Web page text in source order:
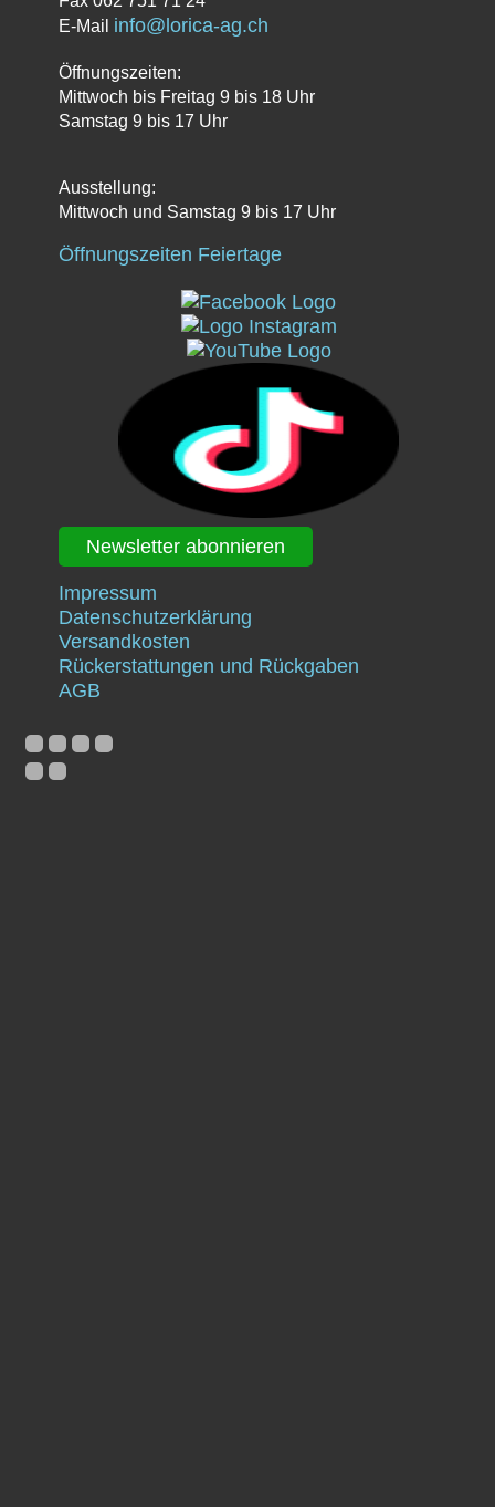
E-Mail info@lorica-ag.ch
Öffnungszeiten:
Mittwoch bis Freitag 9 bis 18 Uhr
Samstag 9 bis 17 Uhr
Ausstellung:
Mittwoch und Samstag 9 bis 17 Uhr
Öffnungszeiten Feiertage
Newsletter abonnieren
Impressum
Datenschutzerklärung
Versandkosten
Rückerstattungen und Rückgaben
AGB